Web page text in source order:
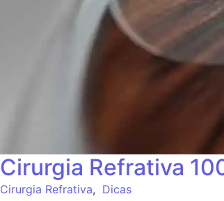
Cirurgia Refrativa
Cirurgia Refrativa, Dicas